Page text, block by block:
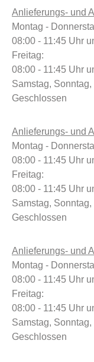
Anlieferungs- und
Montag -
08:00 - 11:45 Uhr
Freitag:
08:00 - 11:45 Uhr
Samstag,
Geschlossen
Anlieferungs- und
Montag -
08:00 - 11:45 Uhr
Freitag:
08:00 - 11:45 Uhr
Samstag,
Geschlossen
Anlieferungs- und
Montag -
08:00 - 11:45 Uhr
Freitag:
08:00 - 11:45 Uhr
Samstag,
Geschlossen